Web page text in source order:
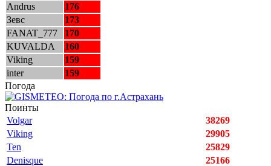
Andrus
176
Зевс
173
FANAT_777
170
KUVALDA
160
Viking
159
inter
159
Погода
Поинты
Volgar
38269
Viking
29905
Ten
25829
Denisque
25166